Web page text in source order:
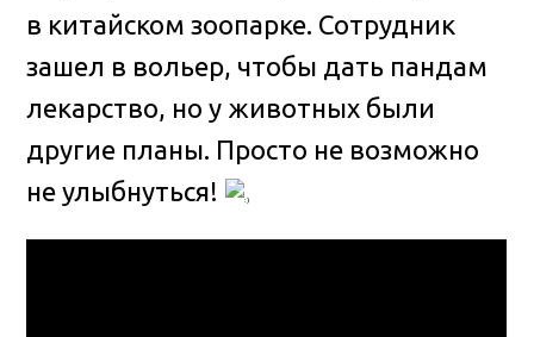
в китайском зоопарке. Сотрудник
зашел в вольер, чтобы дать пандам
лекарство, но у животных были
другие планы. Просто не возможно
не улыбнуться!